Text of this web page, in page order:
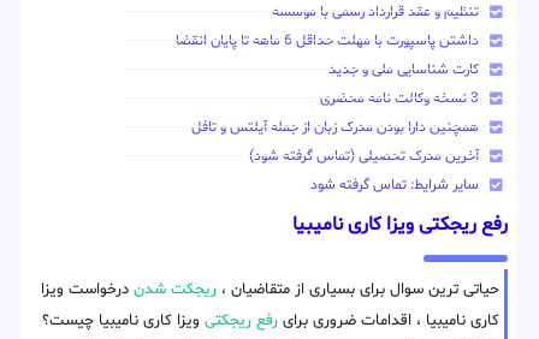
تنظیم و عقد قرارداد رسمی با موسسه
داشتن پاسپورت با مهلت حداقل 6 ماهه تا پایان انقضا
کارت شناسایی ملی و جدید
3 نسخه وکالت نامه محضری
همچنین دارا بودن مدرک زبان از جمله آیلتس و تافل
آخرین مدرک تحصیلی (تماس گرفته شود)
سایر شرایط: تماس گرفته شود
رفع ریجکتی ویزا کاری نامیبیا
حیاتی ترین سوال برای بسیاری از متقاضیان ، ریجکت شدن درخواست ویزا
کاری نامیبیا ، اقدامات ضروری برای رفع ریجکتی ویزا کاری نامیبیا چیست؟